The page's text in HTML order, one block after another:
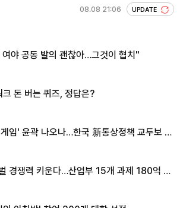
08.08 21:06 UPDATE
야 공동 발의 괜찮아…그것이 협치"
돈 버는 퀴즈, 정답은?
임' 윤곽 나오나…한국 新통상정책 교두보 활
경쟁력 키운다…산업부 15개 과제 180억 지